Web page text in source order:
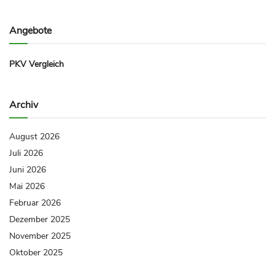
Angebote
PKV Vergleich
Archiv
August 2026
Juli 2026
Juni 2026
Mai 2026
Februar 2026
Dezember 2025
November 2025
Oktober 2025